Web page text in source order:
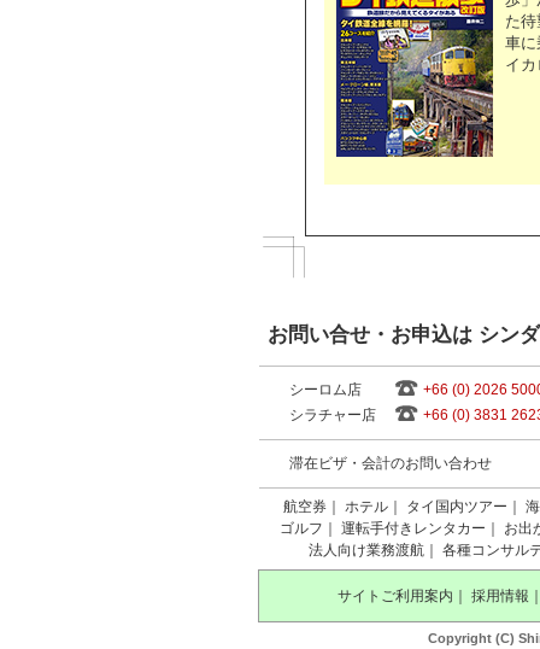
た
車に
イ
お問い合せ・お申込は シン
シーロム店
+66 (0) 2026
シラチャー店
+66 (0) 3831
滞在ビザ・会計のお問い合わせ
航空券 ホテル タイ国内ツアー
ゴルフ
運転手付きレンタカー
お出
法人向け業務渡航
各種コンサル
サイトご利用案内 採用情報
Copyright (C)